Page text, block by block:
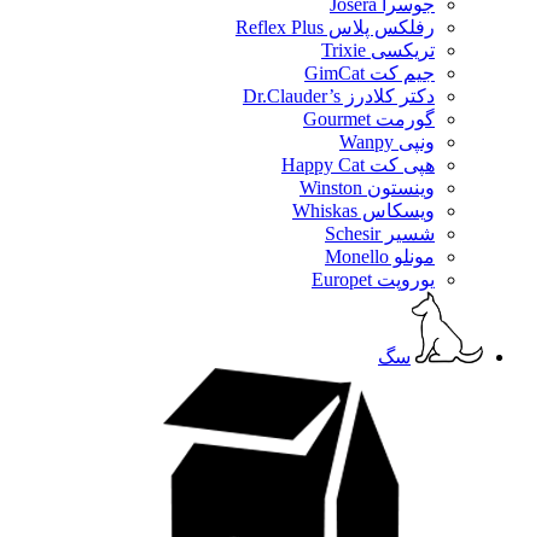
جوسرا Josera
رفلکس پلاس Reflex Plus
تریکسی Trixie
جیم کت GimCat
دکتر کلادرز Dr.Clauder’s
گورمت Gourmet
ونپی Wanpy
هپی کت Happy Cat
وینستون Winston
ویسکاس Whiskas
شسیر Schesir
مونلو Monello
یوروپت Europet
سگ